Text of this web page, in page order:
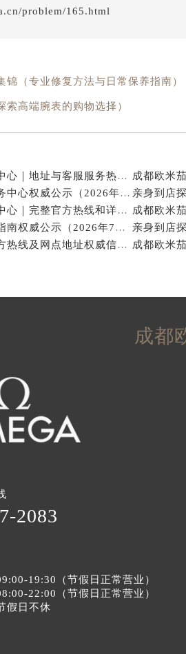
problem/165.html
锦（专业修复方法与日常保养指南）
高端腕表的购物选择）
亲身探访成都欧米茄官方售后服务中心｜地址与客服服务热线（2026年7月最新）
亨得利成都欧米茄售后维修保养服务中心权威公示（2026年7月最新）
亲身探访成都欧米茄官方售后服务中心｜完整官方热线和详细地址（2026年7月最新）
成都欧米茄保养专业售后维修服务指南权威公示（2026年7月最新）
成都欧米茄官方售后服务中心｜官方热线及网点地址权威信息公示（2026年7月最新）
成都
2083
19:30（节假日正常营业）
22:00（节假日正常营业）
假日不休